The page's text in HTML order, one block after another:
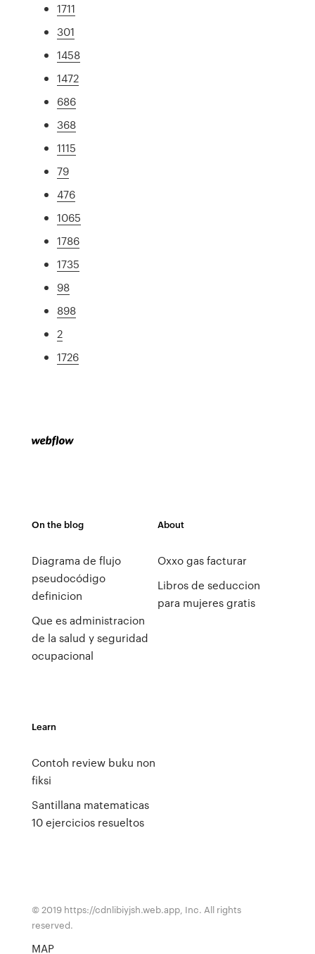
1711
301
1458
1472
686
368
1115
79
476
1065
1786
1735
98
898
2
1726
On the blog
Diagrama de flujo
pseudocódigo
definicion
Que es administracion
de la salud y seguridad
ocupacional
About
Oxxo gas facturar
Libros de seduccion
para mujeres gratis
Learn
Contoh review buku non
fiksi
Santillana matematicas
10 ejercicios resueltos
© 2019 https://cdnlibiyjsh.web.app, Inc. All rights
reserved.
MAP